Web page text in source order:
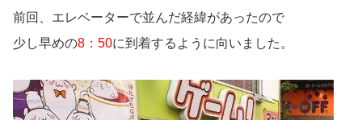
前回、エレベーターで並んだ経緯があったので
少し早めの8：50に到着するように向いました。